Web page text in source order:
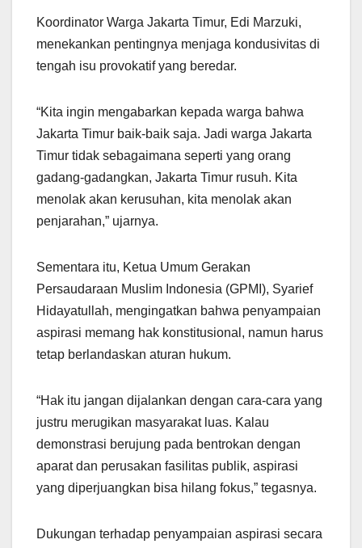
Koordinator Warga Jakarta Timur, Edi Marzuki,
menekankan pentingnya menjaga kondusivitas di
tengah isu provokatif yang beredar.
“Kita ingin mengabarkan kepada warga bahwa
Jakarta Timur baik-baik saja. Jadi warga Jakarta
Timur tidak sebagaimana seperti yang orang
gadang-gadangkan, Jakarta Timur rusuh. Kita
menolak akan kerusuhan, kita menolak akan
penjarahan,” ujarnya.
Sementara itu, Ketua Umum Gerakan
Persaudaraan Muslim Indonesia (GPMI), Syarief
Hidayatullah, mengingatkan bahwa penyampaian
aspirasi memang hak konstitusional, namun harus
tetap berlandaskan aturan hukum.
“Hak itu jangan dijalankan dengan cara-cara yang
justru merugikan masyarakat luas. Kalau
demonstrasi berujung pada bentrokan dengan
aparat dan perusakan fasilitas publik, aspirasi
yang diperjuangkan bisa hilang fokus,” tegasnya.
Dukungan terhadap penyampaian aspirasi secara